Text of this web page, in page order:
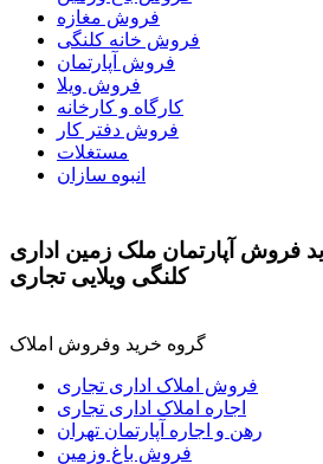
فروش مغازه
فروش خانه کلنگی
فروش آپارتمان
فروش ویلا
کارگاه و کارخانه
فروش دفتر کار
مستغلات
انبوه سازان
فروش آپارتمان ملک زمین اداری
کلنگی ویلایی تجاری
گروه خرید وفروش املاک
فروش املاک اداری تجاری
اجاره املاک اداری تجاری
رهن و اجاره آپارتمان تهران
فروش باغ وزمین